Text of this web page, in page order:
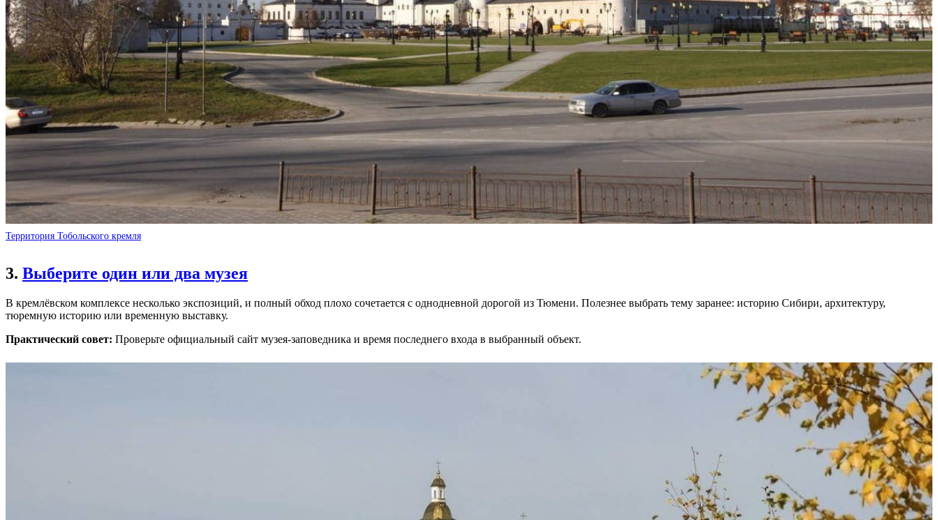
Территория Тобольского кремля
3. Выберите один или два музея
В кремлёвском комплексе несколько экспозиций, и полный обход плохо сочетается с однодневной дорогой из Тюмени. Полезнее выбрать тему заранее: историю Сибири, архитектуру,
тюремную историю или временную выставку.
Практический совет: Проверьте официальный сайт музея-заповедника и время последнего входа в выбранный объект.